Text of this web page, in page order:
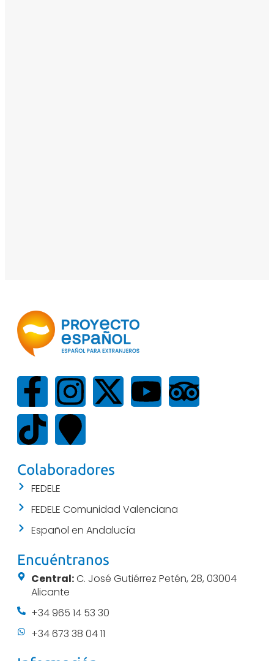
Colaboradores
FEDELE
FEDELE Comunidad Valenciana
Español en Andalucía
Encuéntranos
Central:C. José Gutiérrez Petén, 28, 03004
Alicante
+34 965 14 53 30
+34 673 38 04 11